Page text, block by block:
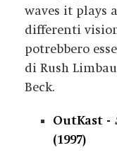
waves it plays
differenti
potrebbero
di Rush
Beck.
OutKast -
(1997)